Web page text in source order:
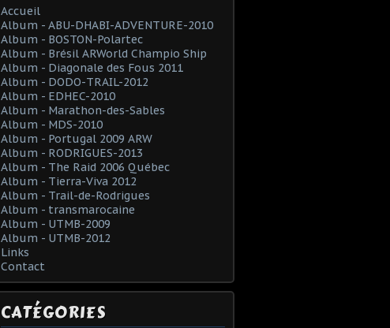
Accueil
Album - ABU-DHABI-ADVENTURE-2010
Album - BOSTON-Polartec
Album - Brésil ARWorld Champio Ship
Album - Diagonale des Fous 2011
Album - DODO-TRAIL-2012
Album - EDHEC-2010
Album - Marathon-des-Sables
Album - MDS-2010
Album - Portugal 2009 ARW
Album - RODRIGUES-2013
Album - The Raid 2006 Québec
Album - Tierra-Viva 2012
Album - Trail-de-Rodrigues
Album - transmarocaine
Album - UTMB-2009
Album - UTMB-2012
Links
Contact
CATÉGORIES